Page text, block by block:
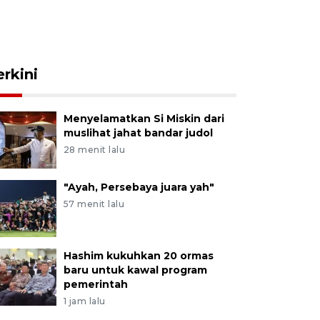
Menyelamatkan Si Miskin dari
muslihat jahat bandar judol
28 menit lalu
"Ayah, Persebaya juara yah"
57 menit lalu
Hashim kukuhkan 20 ormas
baru untuk kawal program
pemerintah
1 jam lalu